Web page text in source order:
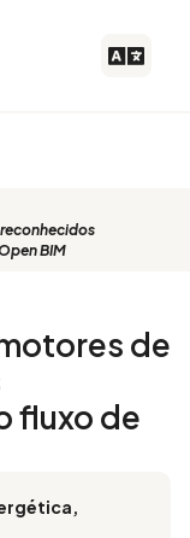
BIM
de
fluxo de